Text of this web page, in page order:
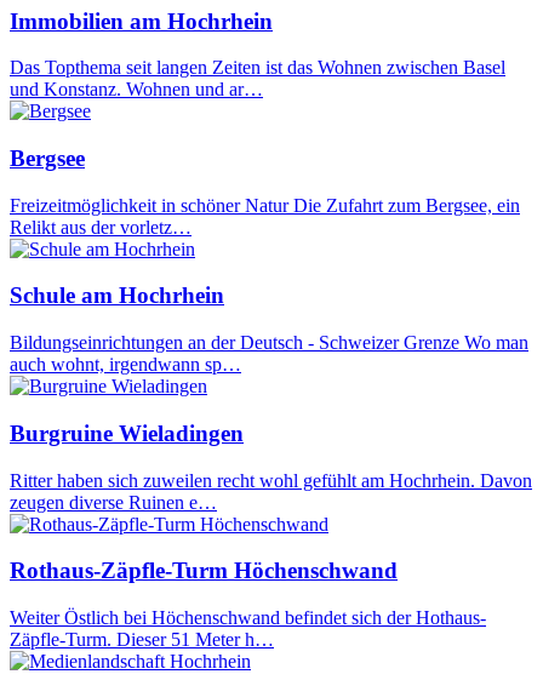
Immobilien am Hochrhein
Das Topthema seit langen Zeiten ist das Wohnen zwischen Basel
und Konstanz. Wohnen und ar…
Bergsee
Freizeitmöglichkeit in schöner Natur Die Zufahrt zum Bergsee, ein
Relikt aus der vorletz…
Schule am Hochrhein
Bildungseinrichtungen an der Deutsch - Schweizer Grenze Wo man
auch wohnt, irgendwann sp…
Burgruine Wieladingen
Ritter haben sich zuweilen recht wohl gefühlt am Hochrhein. Davon
zeugen diverse Ruinen e…
Rothaus-Zäpfle-Turm Höchenschwand
Weiter Östlich bei Höchenschwand befindet sich der Hothaus-
Zäpfle-Turm. Dieser 51 Meter h…